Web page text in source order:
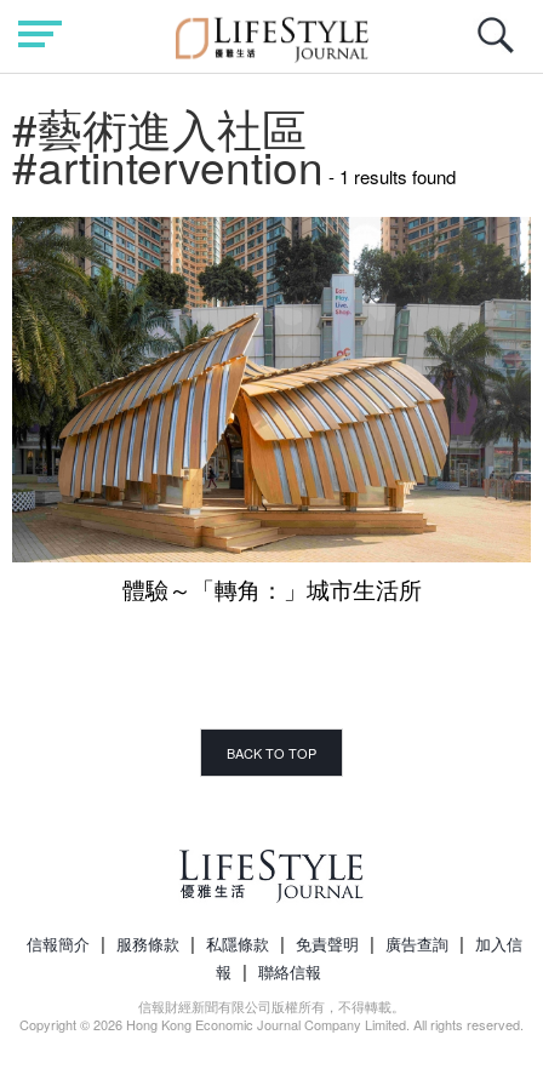
#藝術進入社區
#artintervention - 1 results found
體驗～「轉角：」城市生活所
BACK TO TOP
信報簡介 | 服務條款 | 私隱條款 | 免責聲明 | 廣告查詢 | 加入信
報 | 聯絡信報
信報財經新聞有限公司版權所有，不得轉載。
Copyright © 2026 Hong Kong Economic Journal Company Limited. All rights reserved.